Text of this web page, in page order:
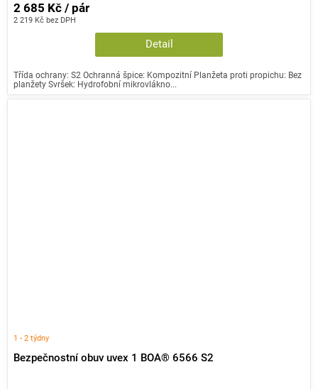
2 219 Kč bez DPH
2 685 Kč / pár
Detail
Třída ochrany: S2 Ochranná špice: Kompozitní Planžeta proti propichu: Bez
planžety Svršek: Hydrofobní mikrovlákno...
Bezpečnostní obuv uvex 1 BOA® 6566 S2
1 - 2 týdny